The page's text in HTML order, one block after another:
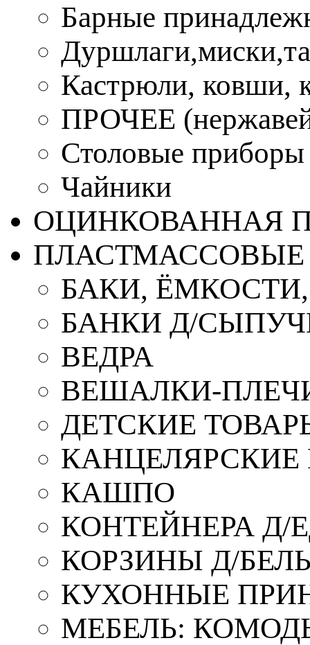
Барные
Кастрюли, ковши,
ПРОЧЕЕ
Столовые приборы
Чайники
ОЦИНКОВАННАЯ
ПЛАСТМАССОВЫЕ
БАКИ,
БАНКИ Д/
ВЕДРА
ВЕШАЛКИ-
ДЕТСКИЕ
КАШПО
КОНТЕЙНЕРА Д/
КОРЗИНЫ Д/
КУХОННЫЕ
МЕБЕЛЬ: